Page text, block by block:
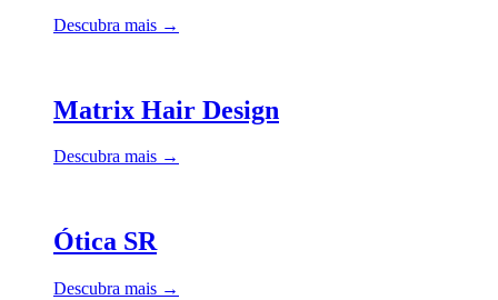
Descubra mais →
Matrix Hair Design
Descubra mais →
Ótica SR
Descubra mais →